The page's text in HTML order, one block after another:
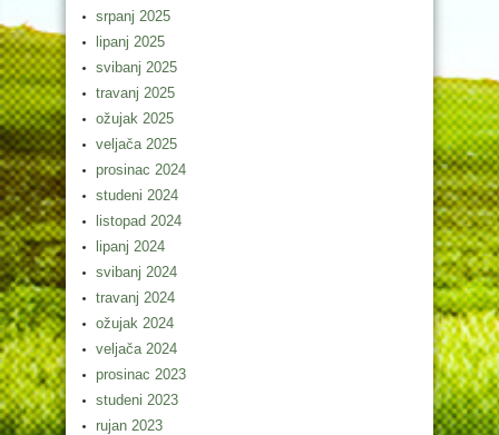
srpanj 2025
lipanj 2025
svibanj 2025
travanj 2025
ožujak 2025
veljača 2025
prosinac 2024
studeni 2024
listopad 2024
lipanj 2024
svibanj 2024
travanj 2024
ožujak 2024
veljača 2024
prosinac 2023
studeni 2023
rujan 2023